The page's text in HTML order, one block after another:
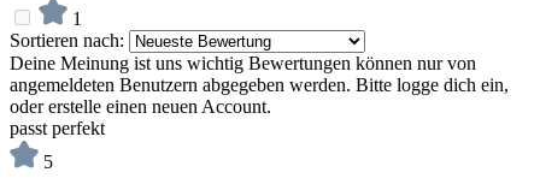
1
Sortieren nach:
Deine Meinung ist uns wichtig Bewertungen können nur von
angemeldeten Benutzern abgegeben werden. Bitte logge dich ein,
oder erstelle einen neuen Account.
passt perfekt
5